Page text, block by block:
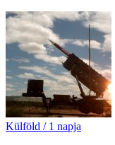
Külföld / 1 napja